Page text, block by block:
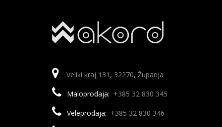
Veliki kraj 131, 32270, Županja
Maloprodaja: +385 32 830 345
Veleprodaja: +385 32 830 346